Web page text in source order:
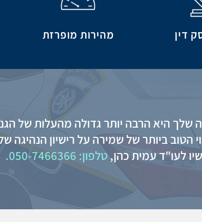
מהירות מופרזת דין
שלך היא הרבה יותר גדולה מהעלות של
הטוב ביותר של שמירה על רישיון הנהיגה
לעו"ד עמית כהן,טלפון: 050-7466366.